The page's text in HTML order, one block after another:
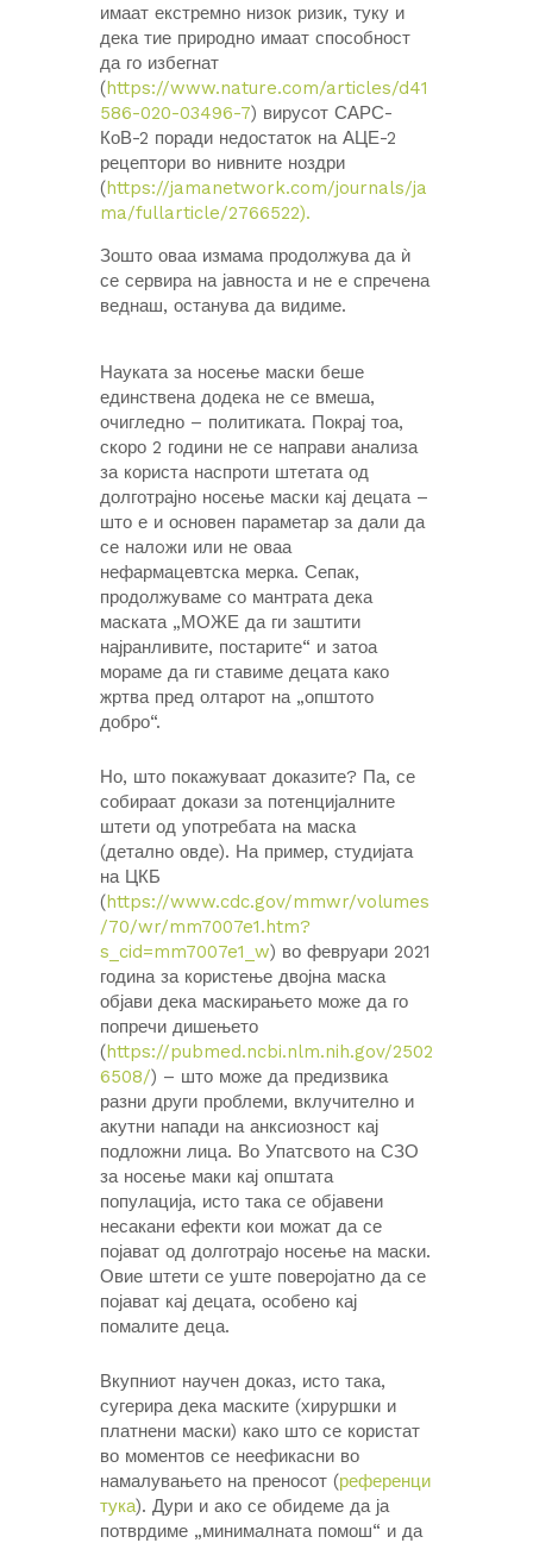
имаат екстремно низок ризик, туку и
дека тие природно имаат способност
да го избегнат
(https://www.nature.com/articles/d41
586-020-03496-7) вирусот САРС-
КоВ-2 поради недостаток на АЦЕ-2
рецептори во нивните ноздри
(https://jamanetwork.com/journals/ja
ma/fullarticle/2766522).
Зошто оваа измама продолжува да ѝ
се сервира на јавноста и не е спречена
веднаш, останува да видиме.
Науката за носење маски беше
единствена додека не се вмеша,
очигледно – политиката. Покрај тоа,
скоро 2 години не се направи анализа
за користа наспроти штетата од
долготрајно носење маски кај децата –
што е и основен параметар за дали да
се налoжи или не оваа
нефармацевтска мерка. Сепак,
продолжуваме со мантрата дека
маската „МОЖЕ да ги заштити
најранливите, постарите“ и затоа
мораме да ги ставиме децата како
жртва пред олтарот на „општото
добро“.
Но, што покажуваат доказите? Па, се
собираат докази за потенцијалните
штети од употребата на маска
(детално овде). На пример, студијата
на ЦКБ
(https://www.cdc.gov/mmwr/volumes
/70/wr/mm7007e1.htm?
s_cid=mm7007e1_w) во февруари 2021
година за користење двојна маска
објави дека маскирањето може да го
попречи дишењето
(https://pubmed.ncbi.nlm.nih.gov/2502
6508/) – што може да предизвика
разни други проблеми, вклучително и
акутни напади на анксиозност кај
подложни лица. Во Упатсвото на СЗО
за носење маки кај општата
популација, исто така се објавени
несакани ефекти кои можат да се
појават од долготрајо носење на маски.
Овие штети се уште поверојатно да се
појават кај децата, особено кај
помалите деца.
Вкупниот научен доказ, исто така,
сугерира дека маските (хируршки и
платнени маски) како што се користат
во моментов се неефикасни во
намалувањето на преносот (референци
тука). Дури и ако се обидеме да ја
потврдиме „минималната помош“ и да